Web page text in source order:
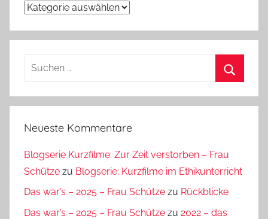
Kategorien
Suchen
Neueste Kommentare
Blogserie Kurzfilme: Zur Zeit verstorben – Frau
Schütze zu Blogserie: Kurzfilme im Ethikunterricht
Das war’s – 2025 – Frau Schütze zu Rückblicke
Das war’s – 2025 – Frau Schütze zu 2022 – das